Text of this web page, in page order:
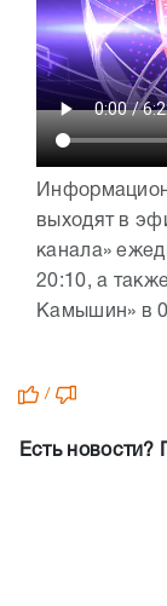
выходят в
канала»
20:10, а
Камышин» в
/
Есть